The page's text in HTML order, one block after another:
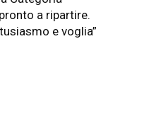
a ripartire.
e voglia”